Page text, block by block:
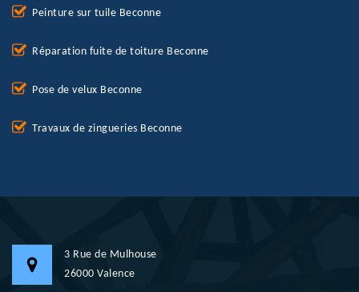
Peinture sur tuile Beconne
Réparation fuite de toiture Beconne
Pose de velux Beconne
Travaux de zingueries Beconne
3 Rue de Mulhouse
26000 Valence